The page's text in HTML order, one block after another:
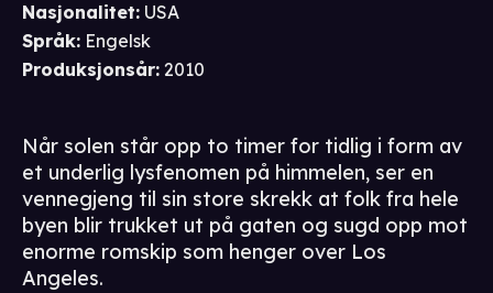
Nasjonalitet: USA
Språk: Engelsk
Produksjonsår: 2010
Når solen står opp to timer for tidlig i form av
et underlig lysfenomen på himmelen, ser en
vennegjeng til sin store skrekk at folk fra hele
byen blir trukket ut på gaten og sugd opp mot
enorme romskip som henger over Los
Angeles.